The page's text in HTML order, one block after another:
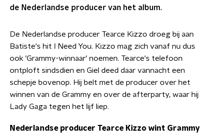
de Nederlandse producer van het album.
De Nederlandse producer Tearce Kizzo droeg bij aan
Batiste's hit I Need You. Kizzo mag zich vanaf nu dus
ook 'Grammy-winnaar' noemen. Tearce's telefoon
ontploft sindsdien en Giel deed daar vannacht een
schepje bovenop. Hij belt met de producer over het
winnen van de Grammy en over de afterparty, waar hij
Lady Gaga tegen het lijf liep.
Nederlandse producer Tearce Kizzo wint Grammy